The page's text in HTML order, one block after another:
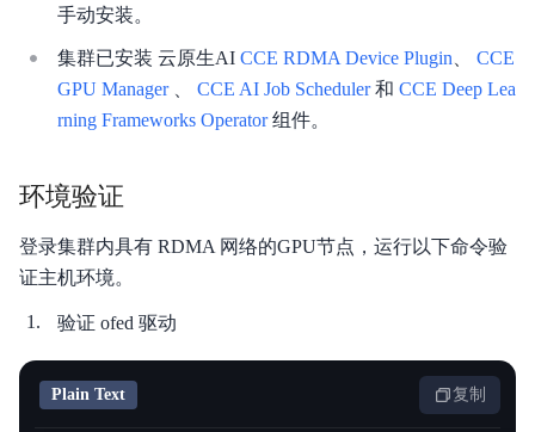
手动安装。
集群已安装 云原生AI CCE RDMA Device Plugin
CCE
GPU Manager、 CCE AI Job Scheduler和 CCE Deep Lea
rning Frameworks Operator组件。
环境验证
登录集群内具有 RDMA 网络的GPU节点，运行以下命令验
证主机环境。
验证 ofed 驱动
Plain Text 复制